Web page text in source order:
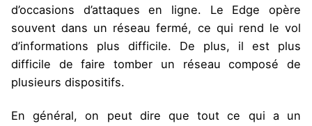
d’occasions d’attaques en ligne. Le Edge opère
souvent dans un réseau fermé, ce qui rend le vol
d’informations plus difficile. De plus, il est plus
difficile de faire tomber un réseau composé de
plusieurs dispositifs.
En général, on peut dire que tout ce qui a un